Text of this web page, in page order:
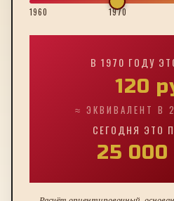
1960 1970
В 1970 ГОДУ
120
≈ ЭКВИВАЛЕНТ В
СЕГОДНЯ ЭТО
25 000